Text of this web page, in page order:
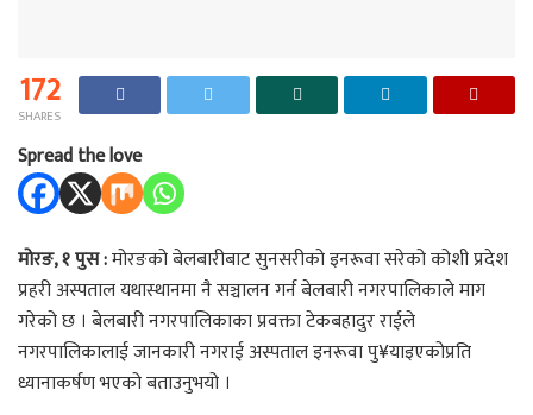
172
SHARES
Spread the love
मोरङ, १ पुस :मोरङको बेलबारीबाट सुनसरीको इनरूवा सरेको कोशी प्रदेश
प्रहरी अस्पताल यथास्थानमा नै सञ्चालन गर्न बेलबारी नगरपालिकाले माग
गरेको छ । बेलबारी नगरपालिकाका प्रवक्ता टेकबहादुर राईले
नगरपालिकालाई जानकारी नगराई अस्पताल इनरूवा पु¥याइएकोप्रति
ध्यानाकर्षण भएको बताउनुभयो ।